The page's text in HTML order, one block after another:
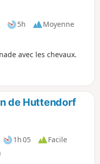
5h
Moyenne
avec les chevaux.
de Huttendorf
1h 05
Facile